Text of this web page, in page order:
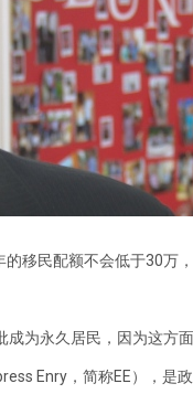
移民配额不会低于30万
为永久居民，因为这方面
Enry，简称EE），